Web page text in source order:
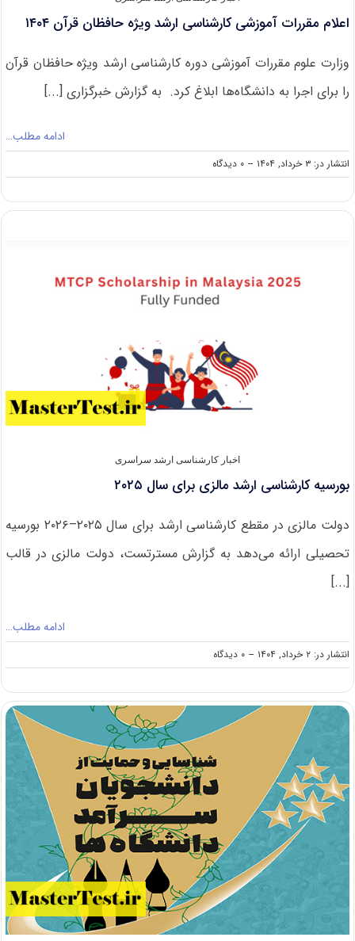
اعلام مقررات آموزشی کارشناسی ارشد ویژه حافظان قرآن ۱۴۰۴
وزارت علوم مقررات آموزشی دوره کارشناسی ارشد ویژه حافظان قرآن
را برای اجرا به دانشگاه‌ها ابلاغ کرد. به گزارش خبرگزاری [...]
ادامه مطلب…
انتشار در: ۳ خرداد, ۱۴۰۴ -- ۰ دیدگاه
on
اعلام
آموزشی
قرآن
۱۴۰۴
اخبار کارشناسی ارشد سراسری
بورسیه کارشناسی ارشد مالزی برای سال ۲۰۲۵
دولت مالزی در مقطع کارشناسی ارشد برای سال ۲۰۲۵–۲۰۲۶ بورسیه
تحصیلی ارائه می‌دهد به گزارش مسترتست، دولت مالزی در قالب
[...]
ادامه مطلب…
انتشار در: ۲ خرداد, ۱۴۰۴ -- ۰ دیدگاه
on
بورسیه
ارشد
برای
۲۰۲۵